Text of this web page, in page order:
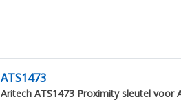
ATS1473
Aritech ATS1473 Proximity sleutel voor